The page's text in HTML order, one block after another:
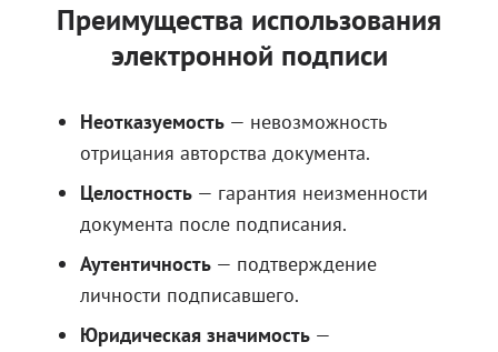
Преимущества использования
электронной подписи
Неотказуемость — невозможность
отрицания авторства документа.
Целостность — гарантия неизменности
документа после подписания.
Аутентичность — подтверждение
личности подписавшего.
Юридическая значимость —